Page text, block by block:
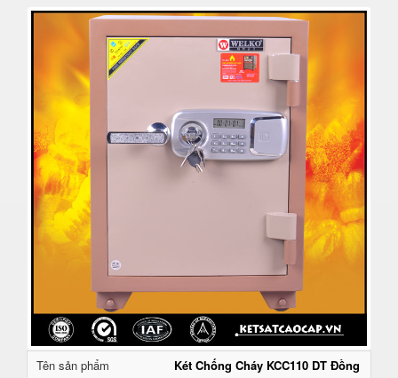
Tên sản phẩm Két Chống Cháy KCC110 DT Đồng